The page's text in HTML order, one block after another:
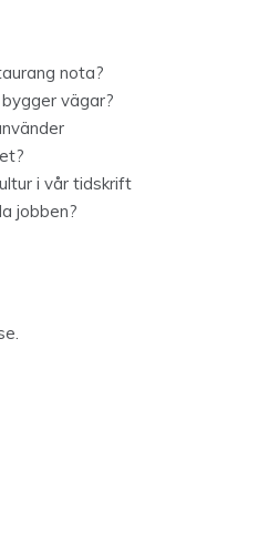
nota?
vägar?
i vår tidskrift
jobben?